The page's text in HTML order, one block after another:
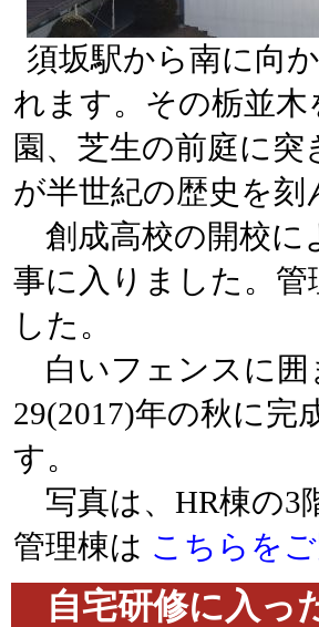
須坂駅から南に向
れます。その栃並
園、芝生の前庭に
が半世紀の歴史を
創成高校の開校に
事に入りました。
した。
白いフェンスに囲
29(2017)年の秋に完
す。
写真は、HR棟の3
管理棟は こちらを
自宅研修に入っ